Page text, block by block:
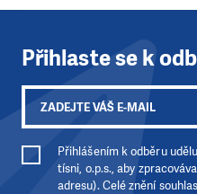
Přihlaste se k
Přihlášením k odběru
tísni, o.p.s., aby
adresu). Celé znění